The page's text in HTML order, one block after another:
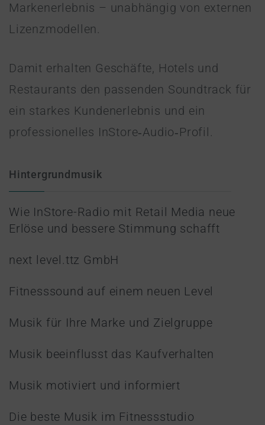
Markenerlebnis – unabhängig von externen
Lizenzmodellen.
Damit erhalten Geschäfte, Hotels und
Restaurants den passenden Soundtrack für
ein starkes Kundenerlebnis und ein
professionelles InStore‑Audio‑Profil.
Hintergrundmusik
Wie InStore-Radio mit Retail Media neue
Erlöse und bessere Stimmung schafft
next level.ttz GmbH
Fitnesssound auf einem neuen Level
Musik für Ihre Marke und Zielgruppe
Musik beeinflusst das Kaufverhalten
Musik motiviert und informiert
Die beste Musik im Fitnessstudio